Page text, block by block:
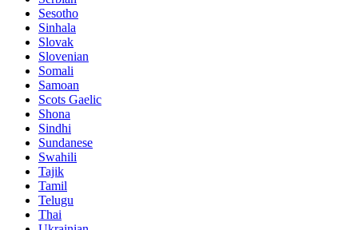
Sesotho
Sinhala
Slovak
Slovenian
Somali
Samoan
Scots Gaelic
Shona
Sindhi
Sundanese
Swahili
Tajik
Tamil
Telugu
Thai